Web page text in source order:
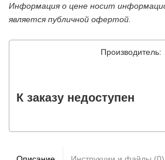
Информация о цене носит
является публичной офертой.
Производитель:
К заказу недоступен